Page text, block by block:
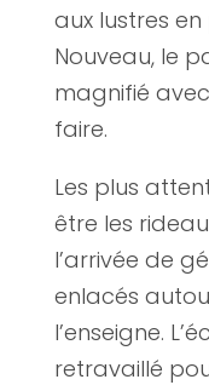
aux lustres
Nouveau, le
magnifié
faire.
Les plus
être les
l’arrivée de
enlacés
l’enseigne.
retravaillé